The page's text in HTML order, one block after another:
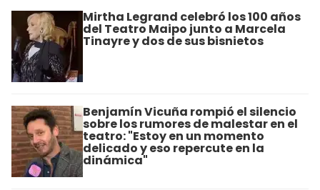
Mirtha Legrand celebró los 100 años
del Teatro Maipo junto a Marcela
Tinayre y dos de sus bisnietos
Benjamín Vicuña rompió el silencio
sobre los rumores de malestar en el
teatro: "Estoy en un momento
delicado y eso repercute en la
dinámica"